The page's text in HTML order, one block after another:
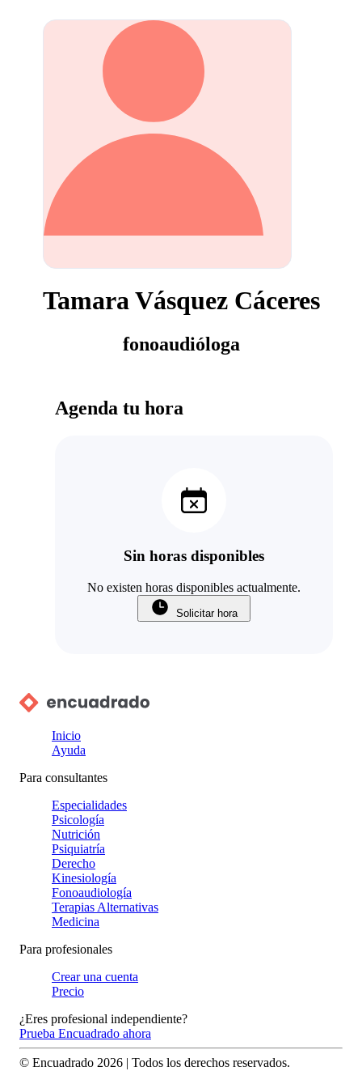
Tamara Vásquez Cáceres
fonoaudióloga
Agenda tu hora
Sin horas disponibles
No existen horas disponibles actualmente.
Solicitar hora
Inicio
Ayuda
Para consultantes
Especialidades
Psicología
Nutrición
Psiquiatría
Derecho
Kinesiología
Fonoaudiología
Terapias Alternativas
Medicina
Para profesionales
Crear una cuenta
Precio
¿Eres profesional independiente?
Prueba Encuadrado ahora
© Encuadrado 2026 | Todos los derechos reservados.